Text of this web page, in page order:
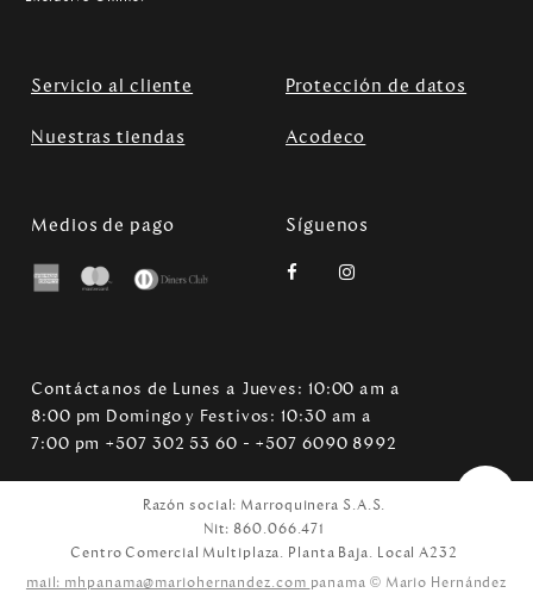
Servicio al cliente Protección de datos
Nuestras tiendas Acodeco
Medios de pago Síguenos
Contáctanos de Lunes a Jueves: 10:00 am a
8:00 pm Domingo y Festivos: 10:30 am a
7:00 pm +507 302 53 60 - +507 6090 8992
Razón social: Marroquinera S.A.S.
Nit: 860.066.471
Centro Comercial Multiplaza. Planta Baja. Local A232
mail: mhpanama@mariohernandez.com panama © Mario Hernández